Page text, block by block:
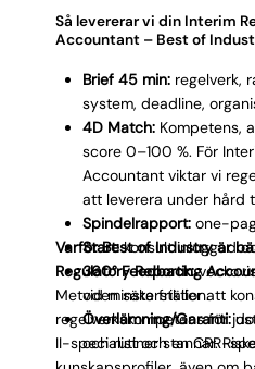
Så levererar vi din Interim
Accountant – Best of
Brief 45 min: regelverk,
system, deadline,
4D Match: Kompetens,
score 0–100 %. För
Accountant viktar vi
att leverera under hård
Spindelrapport: one-
Start:konsult inloggad
360° Feedback:
vid minsta friktion.
Överlämning/Garanti:
och rutiner stannar.
Varför Best of Industry är
Regulatory Reporting
Metoden säkerställer att
regelverkskompetens för
II-specialist och en CRR-